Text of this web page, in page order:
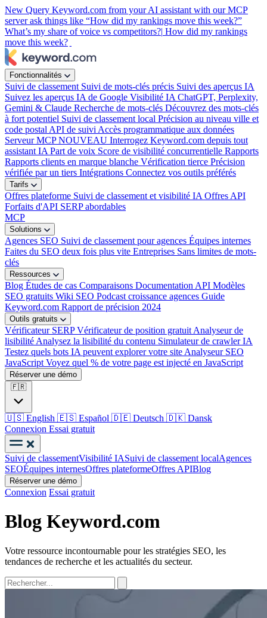
New Query Keyword.com from your AI assistant with our MCP
server ask things like “How did my rankings move this week?”
What’s my share of voice vs competitors?| How did my rankings
move this week?
Fonctionnalités
Suivi de classement Suivi de mots-clés précis Suivi des aperçus IA
Suivez les aperçus IA de Google Visibilité IA ChatGPT, Perplexity,
Gemini & Claude Recherche de mots-clés Découvrez des mots-clés
à fort potentiel Suivi de classement local Précision au niveau ville et
code postal API de suivi Accès programmatique aux données
Serveur MCPNOUVEAU Interrogez Keyword.com depuis tout
assistant IA Part de voix Score de visibilité concurrentielle Rapports
Rapports clients en marque blanche Vérification tierce Précision
vérifiée par un tiers Intégrations Connectez vos outils préférés
Tarifs
Offres plateforme Suivi de classement et visibilité IA Offres API
Forfaits d'API SERP abordables
MCP
Solutions
Agences SEO Suivi de classement pour agences Équipes internes
Faites du SEO deux fois plus vite Entreprises Sans limites de mots-
clés
Ressources
Blog Études de cas Comparaisons Documentation API Modèles
SEO gratuits Wiki SEO Podcast croissance agences Guide
Keyword.com Rapport de précision 2024
Outils gratuits
Vérificateur SERPVérificateur de position gratuit Analyseur de
lisibilité Analysez la lisibilité du contenu Simulateur de crawler IA
Testez quels bots IA peuvent explorer votre site Analyseur SEO
JavaScript Voyez quel % de votre page est injecté en JavaScript
Réserver une démo
🇫🇷
🇺🇸 English 🇪🇸 Español 🇩🇪 Deutsch 🇩🇰 Dansk
Connexion Essai gratuit
Suivi de classementVisibilité IASuivi de classement localAgences
SEOÉquipes internesOffres plateformeOffres APIBlog
Réserver une démo
Connexion Essai gratuit
Blog Keyword.com
Votre ressource incontournable pour les stratégies SEO, les
tendances de recherche et les actualités du secteur.